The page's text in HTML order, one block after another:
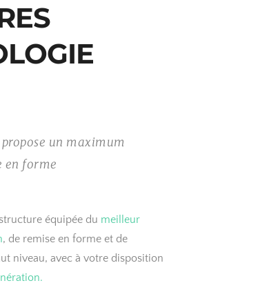
un maximum
en forme
équipée du meilleur
, de remise en forme et de
niveau, avec à votre disposition